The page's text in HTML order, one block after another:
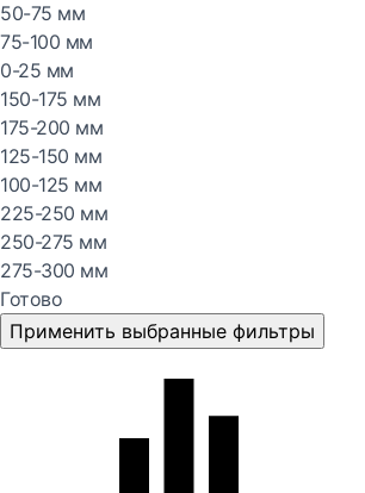
50-75 мм
75-100 мм
0-25 мм
150-175 мм
175-200 мм
125-150 мм
100-125 мм
225-250 мм
250-275 мм
275-300 мм
Готово
Применить выбранные фильтры